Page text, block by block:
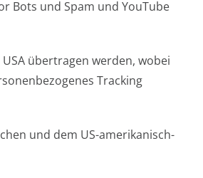
Bots und Spam und YouTube
übertragen werden, wobei
Tracking
und dem US-amerikanisch-